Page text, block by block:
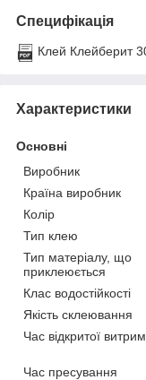
Специфікація
Клей Клейберит
Характеристики
Основні
Виробник
Країна виробник
Колір
Тип клею
Тип матеріалу, що
приклеюється
Клас водостійкості
Якість склеювання
Час відкритої
Час пресування